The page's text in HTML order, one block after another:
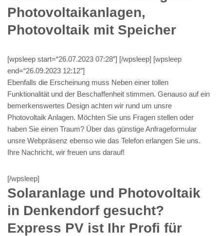
Photovoltaikanlagen,
Photovoltaik mit Speicher
[wpsleep start=“26.07.2023 07:28″] [/wpsleep] [wpsleep
end=“26.09.2023 12:12″]
Ebenfalls die Erscheinung muss Neben einer tollen
Funktionalität und der Beschaffenheit stimmen. Genauso auf ein
bemerkenswertes Design achten wir rund um unsre
Photovoltaik Anlagen. Möchten Sie uns Fragen stellen oder
haben Sie einen Traum? Über das günstige Anfrageformular
unsre Webpräsenz ebenso wie das Telefon erlangen Sie uns.
Ihre Nachricht, wir freuen uns darauf!
[/wpsleep]
Solaranlage und Photovoltaik
in Denkendorf gesucht?
Express PV ist Ihr Profi für